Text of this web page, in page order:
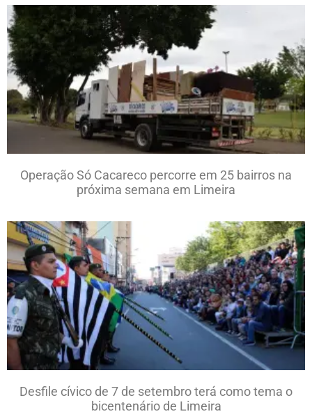
Operação Só Cacareco percorre em 25 bairros na
próxima semana em Limeira
Desfile cívico de 7 de setembro terá como tema o
bicentenário de Limeira